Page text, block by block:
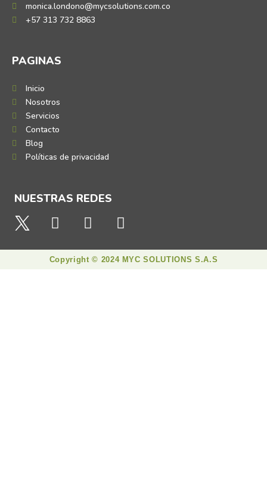
monica.londono@mycsolutions.com.co
+57 313 732 8863
PAGINAS
Inicio
Nosotros
Servicios
Contacto
Blog
Políticas de privacidad
NUESTRAS REDES
Copyright © 2024 MYC SOLUTIONS S.A.S